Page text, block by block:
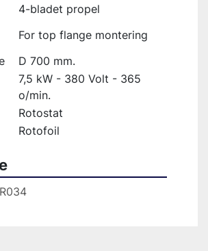
4-bladet propel
For top flange montering
D 700 mm.
7,5 kW - 380 Volt - 365
o/min.
Rotostat
Rotofoil